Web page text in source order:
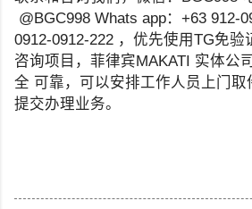
@BGC998 Whats app：+63 912-
0912-0912-222 ，优先使用TG免验
咨询项目，菲律宾MAKATI 实体公
全 可靠，可以安排工作人员上门取
提交办理业务。